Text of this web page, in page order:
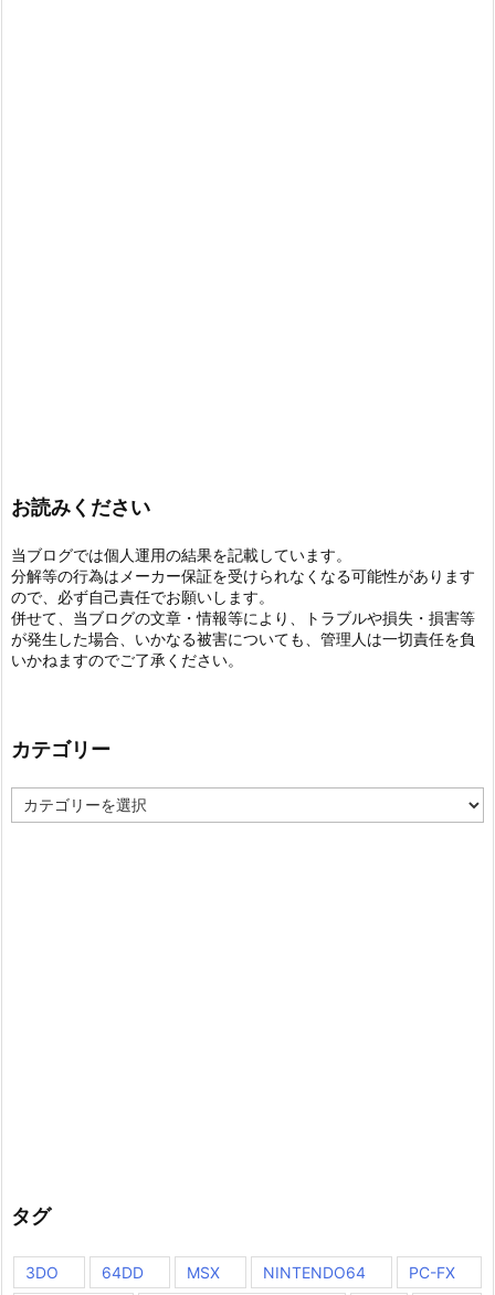
お読みください
当ブログでは個人運用の結果を記載しています。
分解等の行為はメーカー保証を受けられなくなる可能性があります
ので、必ず自己責任でお願いします。
併せて、当ブログの文章・情報等により、トラブルや損失・損害等
が発生した場合、いかなる被害についても、管理人は一切責任を負
いかねますのでご了承ください。
カテゴリー
テ
タグ
3DO 64DD MSX NINTENDO64
PC-FX